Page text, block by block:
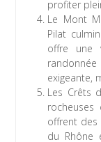
profiter
Le Mont
Pilat
offre une
exigeante,
Les Crêts
offrent des
du Rhône